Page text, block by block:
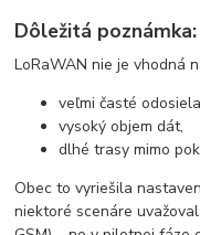
Dôležitá
LoRaWAN nie je vhodná
veľmi časté
vysoký objem dát,
dlhé trasy mimo
Obec to vyriešila
niektoré scenáre